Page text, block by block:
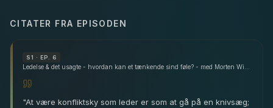
CITATER FRA EPISODEN
S1 · EP. 6
"At være konfliktsky som leder er som at gå på en knivsæg;